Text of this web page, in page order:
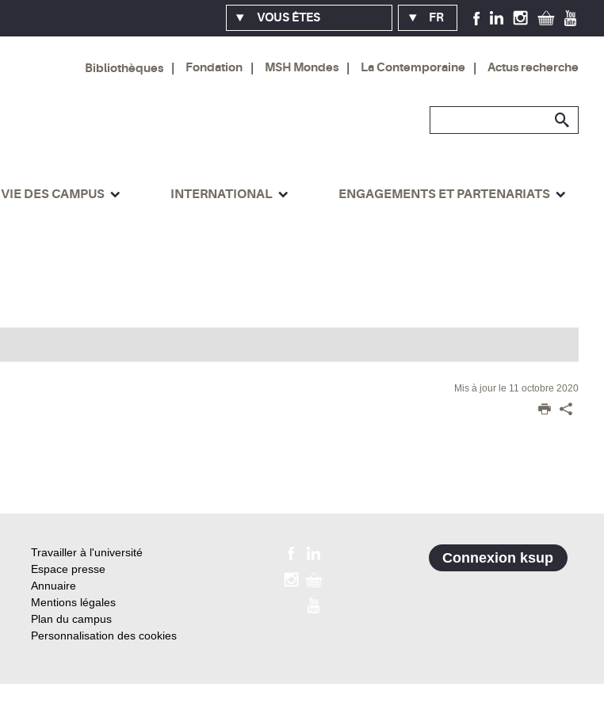
VOUS ÊTES FR
Bibliothèques Fondation MSH Mondes La Contemporaine Actus recherche
VIE DES CAMPUS INTERNATIONAL ENGAGEMENTS ET PARTENARIATS
Mis à jour le 11 octobre 2020
Travailler à l'université
Espace presse
Annuaire
Mentions légales
Plan du campus
Personnalisation des cookies
Connexion ksup